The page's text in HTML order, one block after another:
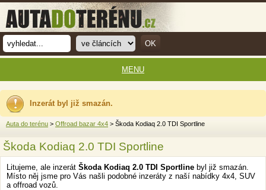
Inzerát byl již smazán.
Auta do terénu > Offroad bazar 4x4 > Škoda Kodiaq 2.0 TDI Sportline
Škoda Kodiaq 2.0 TDI Sportline
Litujeme, ale inzerát Škoda Kodiaq 2.0 TDI Sportline byl již smazán.
Místo něj jsme pro Vás našli podobné inzeráty z naší nabídky 4x4, SUV
a offroad vozů.
MENU